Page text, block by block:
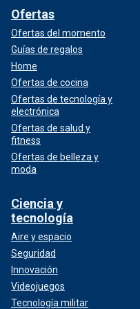
Ofertas
Ofertas del momento
Guías de regalos
Home
Ofertas de cocina
Ofertas de tecnología y
electrónica
Ofertas de salud y
fitness
Ofertas de belleza y
moda
Ciencia y
tecnología
Aire y espacio
Seguridad
Innovación
Videojuegos
Tecnología militar